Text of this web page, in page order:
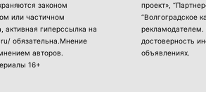
законом
или частичном
активная гиперссылка на
обязательна.Мнение
авторов.
16+
проект»,
“Волгоградское
рекламодателем.
достоверность
объявлениях.